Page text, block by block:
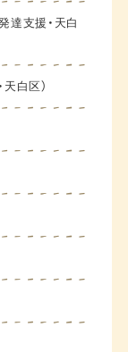
達支援・天白
白区）